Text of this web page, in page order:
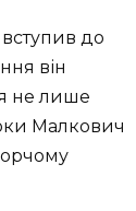
до
він
не лише
Малкович